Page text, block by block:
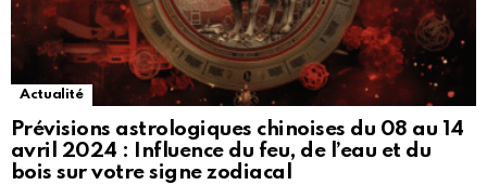
Actualité
Prévisions astrologiques chinoises du 08 au 14
avril 2024 : Influence du feu, de l’eau et du
bois sur votre signe zodiacal